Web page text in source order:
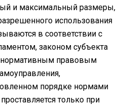
и максимальный размеры,
использования
в соответствии с
законом субъекта
нормативным правовым
порядке нормами
только при